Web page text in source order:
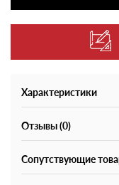
Характеристики
Отзывы (0)
Сопутствующие